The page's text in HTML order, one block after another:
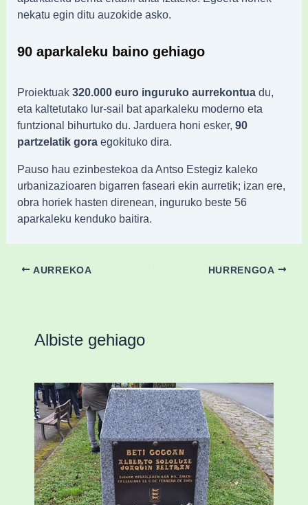
nekatu egin ditu auzokide asko.
90 aparkaleku baino gehiago
Proiektuak320.000 euro inguruko aurrekontua du,
eta kaltetutako lur-sail bat aparkaleku moderno eta
funtzional bihurtuko du. Jarduera honi esker,90
partzelatik gora egokituko dira.
Pauso hau ezinbestekoa da Antso Estegiz kaleko
urbanizazioaren bigarren faseari ekin aurretik; izan ere,
obra horiek hasten direnean, inguruko beste 56
aparkaleku kenduko baitira.
AURREKOA HURRENGOA
Albiste gehiago
«Azkenengo 40 urteetan Zaldibar jo zuen